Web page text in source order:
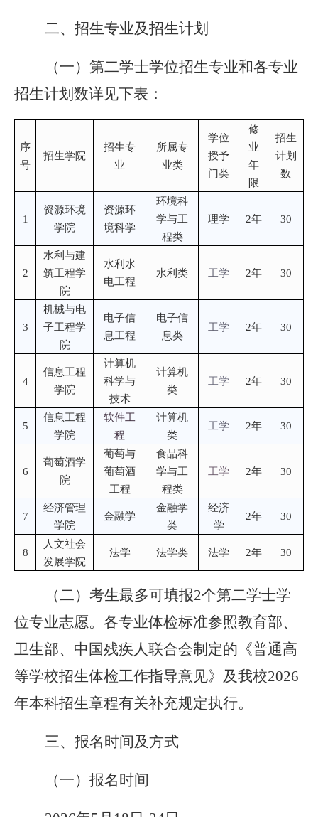
二、招生专业及招生计划
（一）第二学士学位招生专业和各专业
招生计划数详见下表：
序
号
招生学院
招生专
业
所属专
业类
学位
授予
门类
修
业
年
限
招生
计划
数
1
资源环境
学院
资源环
境科学
环境科
学与工
程类
理学 2年 30
2
水利与建
筑工程学
院
水利水
电工程
水利类 工学 2年 30
3
机械与电
子工程学
院
电子信
息工程
电子信
息类
工学 2年 30
4
信息工程
学院
计算机
科学与
技术
计算机
类
工学 2年 30
5
信息工程
学院
软件工
程
计算机
类
工学 2年 30
6
葡萄酒学
院
葡萄与
葡萄酒
工程
食品科
学与工
程类
工学 2年 30
7
经济管理
学院
金融学
金融学
类
经济
学
2年 30
8
人文社会
发展学院
法学 法学类 法学 2年 30
（二）考生最多可填报2个第二学士学
位专业志愿。各专业体检标准参照教育部、
卫生部、中国残疾人联合会制定的《普通高
等学校招生体检工作指导意见》及我校2026
年本科招生章程有关补充规定执行。
三、报名时间及方式
（一）报名时间